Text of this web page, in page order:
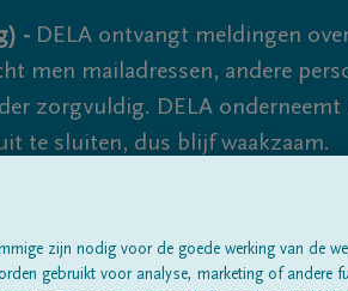
- DELA ontvangt meldingen
men mailadressen, andere
zorgvuldig. DELA
te sluiten, dus blijf waakzaam.
Alle rouwberichtenOver
zijn nodig voor de goede werking van de
gebruikt voor analyse, marketing of andere